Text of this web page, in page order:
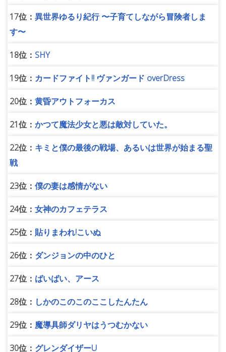
17位： 異世界ゆるり紀行 〜子育てしながら冒険者しま
す〜
18位： SHY
19位： カードファイト!! ヴァンガード overDress
20位： 黄昏アウトフォーカス
21位： かつて魔法少女と悪は敵対していた。
22位： キミと僕の最後の戦場、あるいは世界が始まる聖
戦
23位： 僕の妻は感情がない
24位： 女神のカフェテラス
25位： 貼りまわれ!こいぬ
26位： ダンジョンの中のひと
27位： ばいばい、アース
28位： しかのこのこのここしたんたん
29位： 魔導具師ダリヤはうつむかない
30位： グレンダイザーU